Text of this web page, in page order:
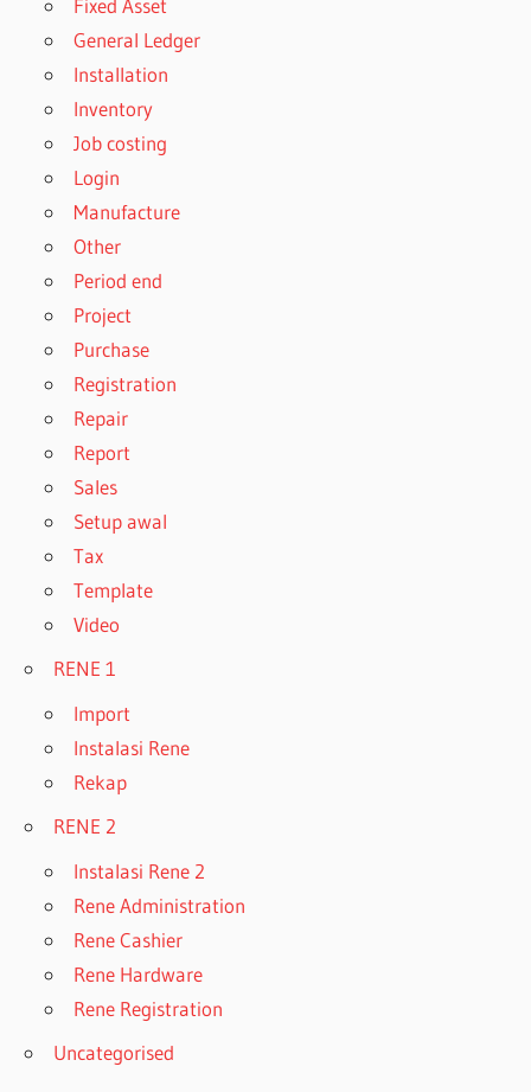
General Ledger
Installation
Inventory
Job costing
Login
Manufacture
Other
Period end
Project
Purchase
Registration
Repair
Report
Sales
Setup awal
Tax
Template
Video
RENE 1
Import
Instalasi Rene
Rekap
RENE 2
Instalasi Rene 2
Rene Administration
Rene Cashier
Rene Hardware
Rene Registration
Uncategorised